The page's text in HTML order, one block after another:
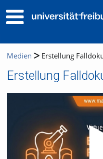
Medien Erstellung
Erstellung